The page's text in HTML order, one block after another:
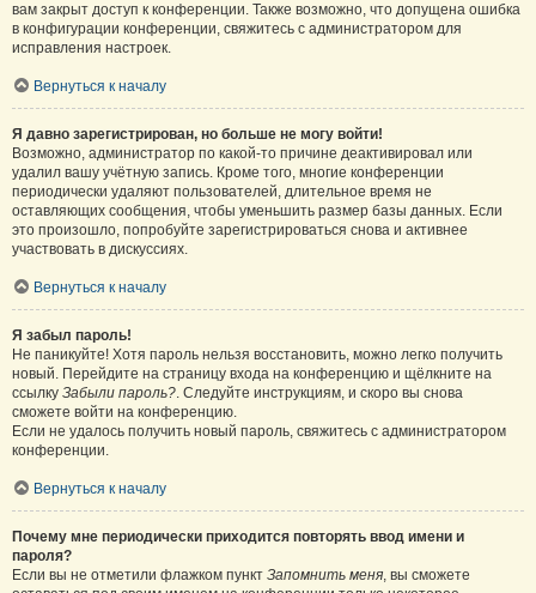
вам закрыт доступ к конференции. Также возможно, что допущена ошибка
в конфигурации конференции, свяжитесь с администратором для
исправления настроек.
Вернуться к началу
Я давно зарегистрирован, но больше не могу войти!
Возможно, администратор по какой-то причине деактивировал или
удалил вашу учётную запись. Кроме того, многие конференции
периодически удаляют пользователей, длительное время не
оставляющих сообщения, чтобы уменьшить размер базы данных. Если
это произошло, попробуйте зарегистрироваться снова и активнее
участвовать в дискуссиях.
Вернуться к началу
Я забыл пароль!
Не паникуйте! Хотя пароль нельзя восстановить, можно легко получить
новый. Перейдите на страницу входа на конференцию и щёлкните на
ссылку Забыли пароль?. Следуйте инструкциям, и скоро вы снова
сможете войти на конференцию.
Если не удалось получить новый пароль, свяжитесь с администратором
конференции.
Вернуться к началу
Почему мне периодически приходится повторять ввод имени и
пароля?
Если вы не отметили флажком пункт Запомнить меня, вы сможете